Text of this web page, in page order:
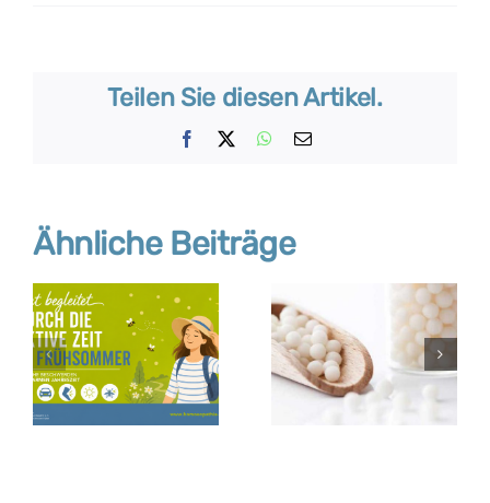
Teilen Sie diesen Artikel.
Facebook WhatsApp
E-
Ähnliche Beiträge